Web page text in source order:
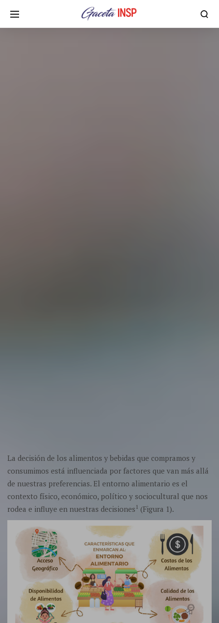
La decisión de los alimentos y bebidas que compramos y
consumimos está influenciada por factores que van más allá
de nuestras preferencias. El entorno alimentario es el
contexto físico, económico, político y sociocultural que nos
rodea e influye en nuestras decisiones 1 (Figura 1).